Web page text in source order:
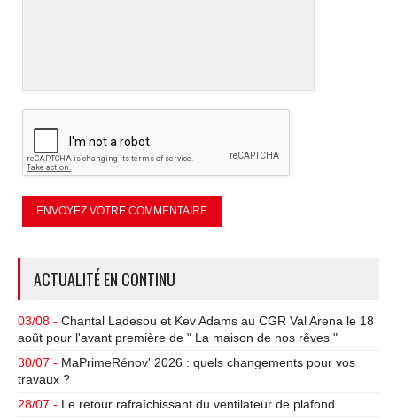
ACTUALITÉ EN CONTINU
03/08 - Chantal Ladesou et Kev Adams au CGR Val Arena le 18
août pour l'avant première de " La maison de nos rêves "
30/07 - MaPrimeRénov' 2026 : quels changements pour vos
travaux ?
28/07 - Le retour rafraîchissant du ventilateur de plafond